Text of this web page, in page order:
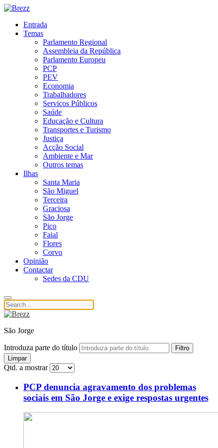
Entrada
Temas
Parlamento Regional
Assembleia da República
Parlamento Europeu
PCP
PEV
Economia
Trabalhadores
Serviços Públicos
Saúde
Educação e Cultura
Transportes e Turismo
Justiça
Acção Social
Ambiente e Mar
Outros temas
Ilhas
Santa Maria
São Miguel
Terceira
Graciosa
São Jorge
Pico
Faial
Flores
Corvo
Opinião
Contactar
Sedes da CDU
São Jorge
Introduza parte do título
Filtro
Limpar
Qtd. a mostrar
PCP denuncia agravamento dos problemas
sociais em São Jorge e exige respostas urgentes